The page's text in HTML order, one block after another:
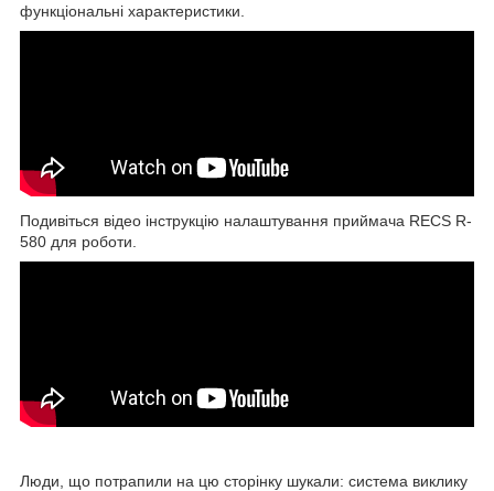
функціональні характеристики.
Подивіться відео інструкцію налаштування приймача RECS R-
580 для роботи.
Люди, що потрапили на цю сторінку шукали: система виклику